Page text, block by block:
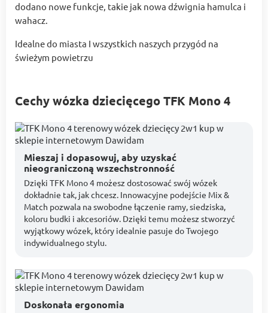
dodano nowe funkcje, takie jak nowa dźwignia hamulca i
wahacz.
Idealne do miasta I wszystkich naszych przygód na
świeżym powietrzu
Cechy wózka dziecięcego TFK Mono 4
Mieszaj i dopasowuj, aby uzyskać
nieograniczoną wszechstronność
Dzięki TFK Mono 4 możesz dostosować swój wózek
dokładnie tak, jak chcesz. Innowacyjne podejście Mix &
Match pozwala na swobodne łączenie ramy, siedziska,
koloru budki i akcesoriów. Dzięki temu możesz stworzyć
wyjątkowy wózek, który idealnie pasuje do Twojego
indywidualnego stylu.
Doskonała ergonomia